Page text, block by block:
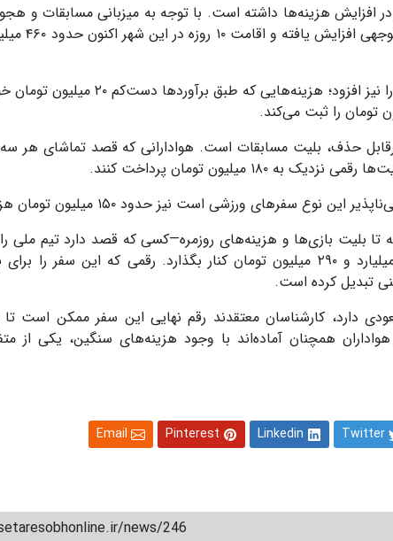
افزایش هزینه‌ها داشته است. با توجه به میزبانی مسابقات و
هواداران از سراسر دنیا، قیمت‌
به این مجموعه باید هزینه‌های رفت‌وآمد درون‌شهری را نیز افزود؛ هزینه‌هایی
حذف، بلیت مسابقات است. هوادارانی که قصد تماشای هر
میلیون تومان پرداخت کنند.
ورزشی است نیز حدود ۱۵۰ میلیون تومان هزینه دارد.
تا بلیت بازی‌ها و هزینه‌های روزمره—کسی که قصد دارد تیم ملی
در جام جهانی آمریکا حمایت کند، باید تقریباً یک میلیارد و ۲۹۰ میلیون تومان کنار بگذارد. رقمی که این
تبدیل کرده است.
دارد، کارشناسان معتقدند رقم نهایی این سفر ممکن است تا
همچنان آماده‌اند با وجود هزینه‌های سنگین، یکی از
Twitter
Linkedin
Pinterest
Email
news/246